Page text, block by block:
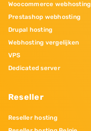
Woocommerce webhosting
Prestashop webhosting
Drupal hosting
Webhosting vergelijken
VPS
Dedicated server
Reseller
Reseller hosting